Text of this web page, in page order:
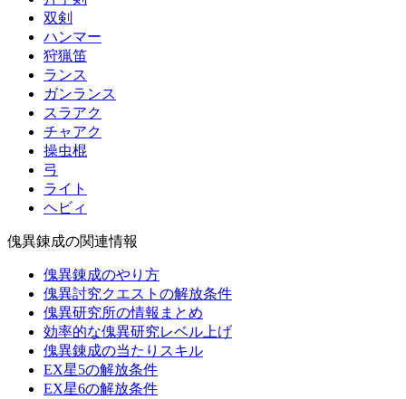
双剣
ハンマー
狩猟笛
ランス
ガンランス
スラアク
チャアク
操虫棍
弓
ライト
ヘビィ
傀異錬成の関連情報
傀異錬成のやり方
傀異討究クエストの解放条件
傀異研究所の情報まとめ
効率的な傀異研究レベル上げ
傀異錬成の当たりスキル
EX星5の解放条件
EX星6の解放条件